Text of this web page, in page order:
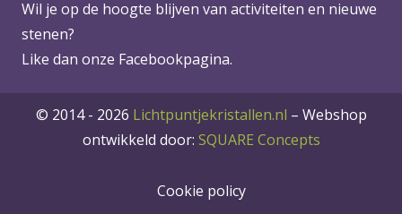
Wil je op de hoogte blijven van activiteiten en nieuwe
stenen?
Like dan onze Facebookpagina.
© 2014 - 2026 Lichtpuntjekristallen.nl – Webshop
ontwikkeld door: SQUARE Concepts
Cookie policy